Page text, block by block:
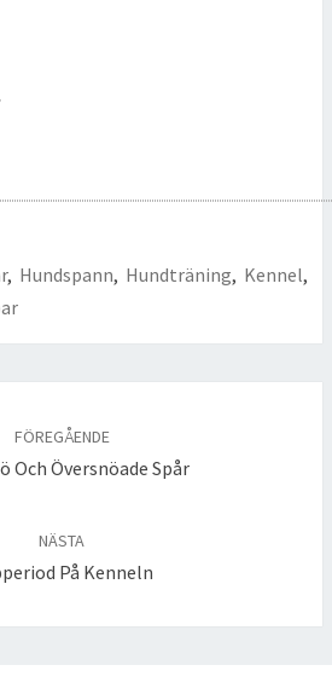
, Hundspann, Hundträning, Kennel,
FÖREGÅENDE
Och Översnöade Spår
NÄSTA
På Kenneln